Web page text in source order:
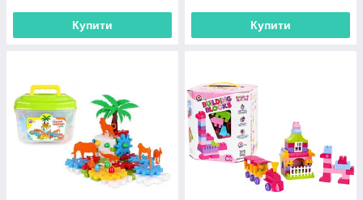
Купити Купити